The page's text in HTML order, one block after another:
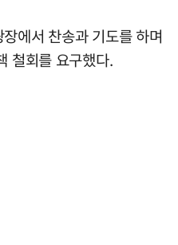
에서 찬송과 기도를 하며
철회를 요구했다.